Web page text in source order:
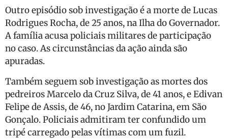
Outro episódio sob investigação é a morte de Lucas
Rodrigues Rocha, de 25 anos, na Ilha do Governador.
A família acusa policiais militares de participação
no caso. As circunstâncias da ação ainda são
apuradas.
Também seguem sob investigação as mortes dos
pedreiros Marcelo da Cruz Silva, de 41 anos, e Edivan
Felipe de Assis, de 46, no Jardim Catarina, em São
Gonçalo. Policiais admitiram ter confundido um
tripé carregado pelas vítimas com um fuzil.